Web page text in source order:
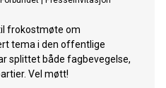
frokostmøte om
tema i den offentlige
splittet både fagbevegelse,
Vel møtt!